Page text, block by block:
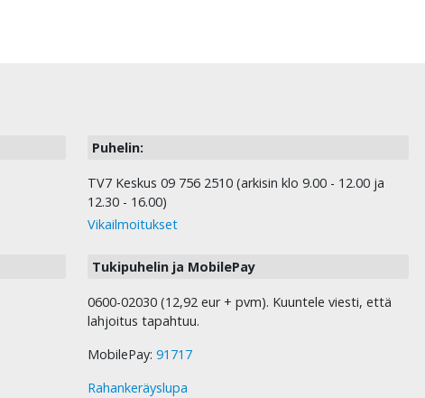
Puhelin:
TV7 Keskus 09 756 2510 (arkisin klo 9.00 - 12.00 ja
12.30 - 16.00)
Vikailmoitukset
Tukipuhelin ja MobilePay
0600-02030 (12,92 eur + pvm). Kuuntele viesti, että
lahjoitus tapahtuu.
MobilePay: 91717
Rahankeräyslupa